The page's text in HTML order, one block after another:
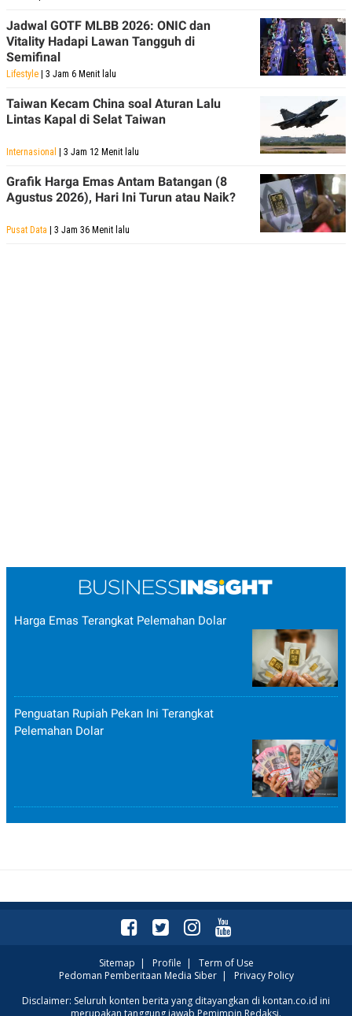
Jadwal GOTF MLBB 2026: ONIC dan
Vitality Hadapi Lawan Tangguh di
Semifinal
Lifestyle | 3 Jam 6 Menit lalu
Taiwan Kecam China soal Aturan Lalu
Lintas Kapal di Selat Taiwan
Internasional | 3 Jam 12 Menit lalu
Grafik Harga Emas Antam Batangan (8
Agustus 2026), Hari Ini Turun atau Naik?
Pusat Data | 3 Jam 36 Menit lalu
Harga Emas Terangkat Pelemahan Dolar
Penguatan Rupiah Pekan Ini Terangkat
Pelemahan Dolar
Sitemap | Profile | Term of Use
Pedoman Pemberitaan Media Siber| Privacy Policy
Disclaimer: Seluruh konten berita yang ditayangkan di kontan.co.id ini
merupakan tanggung jawab Pemimpin Redaksi.